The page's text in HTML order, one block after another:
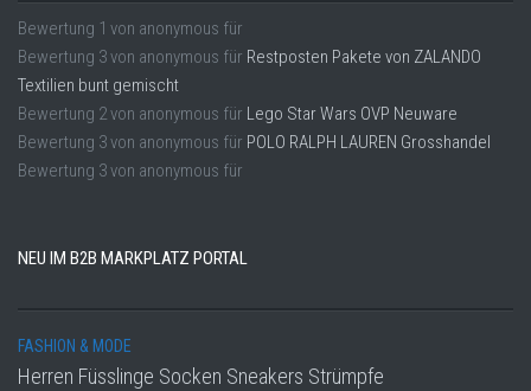
Bewertung 1 von anonymous für
Bewertung 3von anonymous für Restposten Pakete von ZALANDO
Textilien bunt gemischt
Bewertung 2von anonymous für Lego Star Wars OVP Neuware
Bewertung 3von anonymous für POLO RALPH LAUREN Grosshandel
Bewertung 3von anonymous für
NEU IM B2B MARKPLATZ PORTAL
FASHION & MODE
Herren Füsslinge Socken Sneakers Strümpfe